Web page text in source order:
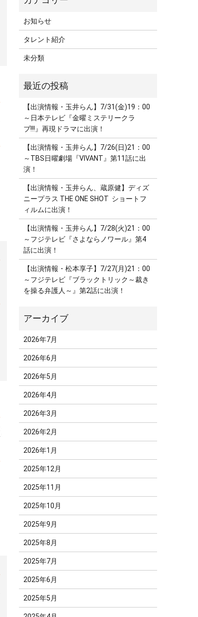
お知らせ
タレント紹介
未分類
【出演情報・玉井らん】7/31(金)19：00
～日本テレビ『金曜ミステリークラ
ブ!!!』再現ドラマに出演！
【出演情報・玉井らん】7/26(日)21：00
～TBS日曜劇場『VIVANT』第11話に出
演！
【出演情報・玉井らん、蔵原健】ディズ
ニープラス THE ONE SHOT ショートフ
ィルムに出演！
【出演情報・玉井らん】7/28(火)21：00
～フジテレビ『さよならノワール』第4
話に出演！
【出演情報・松本享子】7/27(月)21：00
～フジテレビ『ブラックトリック～裁き
を操る弁護人～』第2話に出演！
2026年7月
2026年6月
2026年5月
2026年4月
2026年3月
2026年2月
2026年1月
2025年12月
2025年11月
2025年10月
2025年9月
2025年8月
2025年7月
2025年6月
2025年5月